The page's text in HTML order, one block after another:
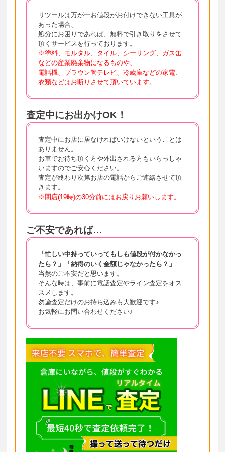
リツールは万が一お値段がお付けできない工具が
あった場合、
処分にお困りであれば、無料で引き取りをさせて
頂くサービスを行っております。
※塗料、モルタル、タイル、シーリング、ガス缶
などの産業廃棄物になるものや、
電話機、ブラウン管テレビ、冷蔵庫などの家電、
衣類などはお断りさせて頂いています。
査定中にお出かけOK！
査定中にお店に居なければいけないということは
ありません。
お車でお待ち頂く方や外出される方もいらっしゃ
いますのでご安心ください。
査定が終わり次第お店の電話からご連絡させて頂
きます。
※閉店(19時)の30分前にはお戻りお願いします。
ご不安であれば…
「忙しい中持っていってもしも値段が付かなかっ
たら？」
「納得のいく金額じゃなかったら？」
当然のご不安だと思います。
そんな時は、事前に電話査定やライン査定をオス
スメします。
勿論査定だけのお持ち込みも大歓迎です♪
お気軽にお問い合わせください♪